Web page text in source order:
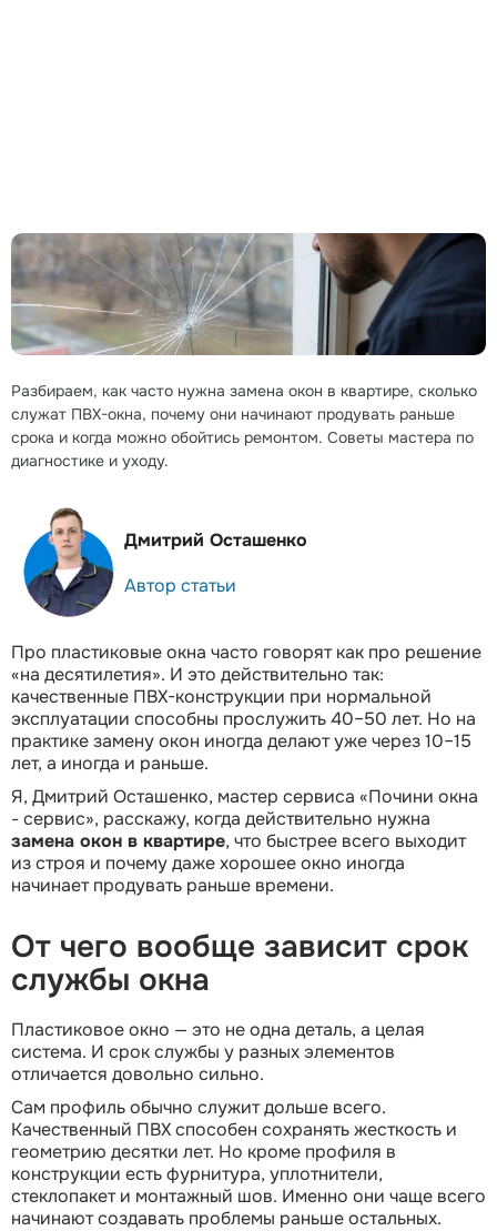
Разбираем, как часто нужна замена окон в квартире, сколько
служат ПВХ-окна, почему они начинают продувать раньше
срока и когда можно обойтись ремонтом. Советы мастера по
диагностике и уходу.
Дмитрий Осташенко
Автор статьи
Про пластиковые окна часто говорят как про решение
«на десятилетия». И это действительно так:
качественные ПВХ-конструкции при нормальной
эксплуатации способны прослужить 40–50 лет. Но на
практике замену окон иногда делают уже через 10–15
лет, а иногда и раньше.
Я, Дмитрий Осташенко, мастер сервиса «Почини окна
- сервис», расскажу, когда действительно нужна
замена окон в квартире, что быстрее всего выходит
из строя и почему даже хорошее окно иногда
начинает продувать раньше времени.
От чего вообще зависит срок
службы окна
Пластиковое окно — это не одна деталь, а целая
система. И срок службы у разных элементов
отличается довольно сильно.
Сам профиль обычно служит дольше всего.
Качественный ПВХ способен сохранять жесткость и
геометрию десятки лет. Но кроме профиля в
конструкции есть фурнитура, уплотнители,
стеклопакет и монтажный шов. Именно они чаще всего
начинают создавать проблемы раньше остальных.